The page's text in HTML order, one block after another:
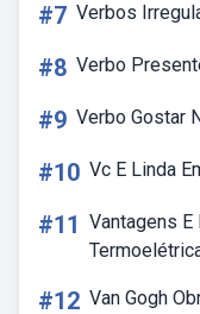
#7 Verbos
#8 Verbo
#9 Verbo Gostar
#10 Vc E Linda
#11 Vantagens E
#12 Van Gogh